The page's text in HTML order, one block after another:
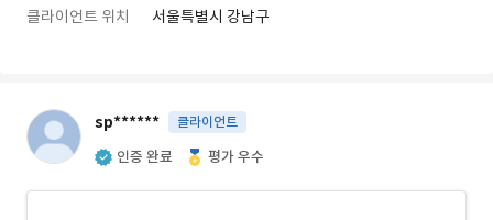
클라이언트 위치 서울특별시 강남구
sp****** 클라이언트
인증 완료 평가 우수